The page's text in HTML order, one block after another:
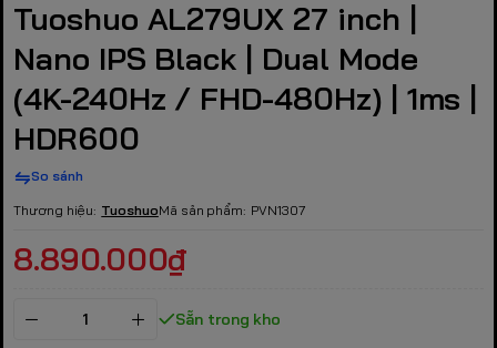
Tuoshuo AL279UX 27 inch |
Nano IPS Black | Dual Mode
(4K-240Hz / FHD-480Hz) | 1ms |
HDR600
So sánh
Thương hiệu: TuoshuoMã sản phẩm: PVN1307
8.890.000₫
Sẵn trong kho